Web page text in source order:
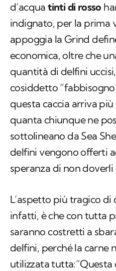
d’acqua tinti di rosso
indignato, per la prima
appoggia la Grind
economica, oltre che
quantità di delfini
cosiddetto
questa caccia arriva
quanta chiunque ne
sottolineano da Sea
delfini vengono offerti
speranza di non doverli
L’aspetto più tragico
infatti, è che con tutta
saranno costretti a
delfini, perché la carne
utilizzata tutta:“Questa